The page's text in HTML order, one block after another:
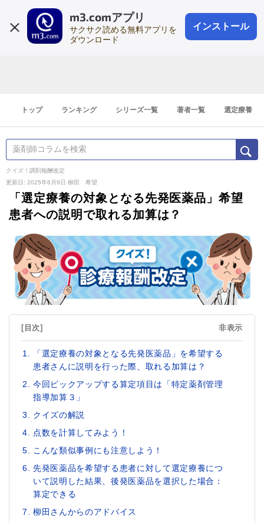
m3.comアプリ
サクサク読める無料アプリを
ダウンロード
インストール
会員登録
登録1分
トップ ランキング シリーズ一覧 著者一覧 選定療養
クイズ！調剤報酬改定
更新日: 2025年6月9日 柳田 希望
「選定療養の対象となる先発医薬品」希望
患者への説明で取れる加算は？
[目次] 非表示
「選定療養の対象となる先発医薬品」を希望する
患者さんに説明を行った際、取れる加算は？
今回ピックアップする算定項目は「特定薬剤管理
指導加算３」
クイズの解説
点数を計算してみよう！
こんな類似事例にも注意しよう！
先発医薬品を希望する患者に対して選定療養につ
いて説明した結果、後発医薬品を選択した場合：
算定できる
柳田さんからのアドバイス